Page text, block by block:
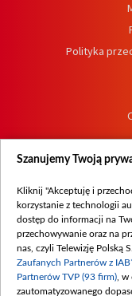
Polityka
Szanujemy Twoją
Kliknij "Akceptuję i
korzystanie z technologii
dostęp do informacji na
przechowywanie oraz na
nas, czyli Telewizję Polską
Zaufanych Partnerów z
Partnerów TVP (93 firm) ,
zautomatyzowanego